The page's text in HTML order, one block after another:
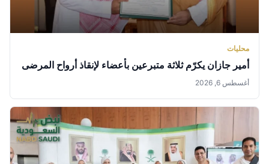
محليات
أمير جازان يكرّم ثلاثة متبرعين بأعضاء لإنقاذ أرواح المرضى
أغسطس 6, 2026